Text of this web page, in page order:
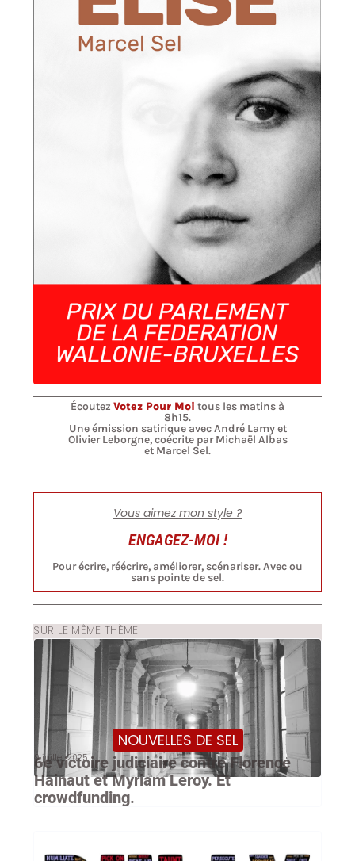
Écoutez Votez Pour Moi tous les matins à
8h15.
Une émission satirique avec André Lamy et
Olivier Leborgne, coécrite par Michaël Albas
et Marcel Sel.
Vous aimez mon style ?
ENGAGEZ-MOI !
Pour écrire, réécrire, améliorer, scénariser. Avec ou
sans pointe de sel.
SUR LE MÊME THÈME
NOUVELLES DE SEL
9 juillet 2025
6e victoire judiciaire contre Florence
Hainaut et Myriam Leroy. Et
crowdfunding.